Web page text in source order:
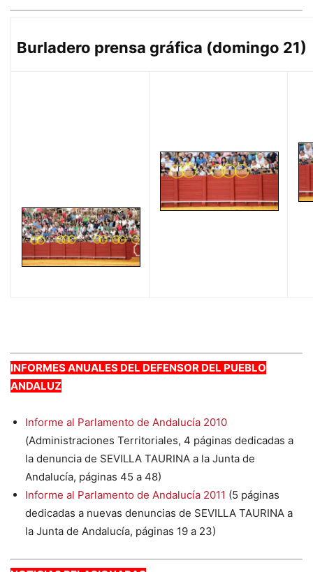
Burladero prensa gráfica (domingo 21)
INFORMES ANUALES DEL DEFENSOR DEL PUEBLO
ANDALUZ
Informe al Parlamento de Andalucía 2010
(Administraciones Territoriales, 4 páginas dedicadas a
la denuncia de SEVILLA TAURINA a la Junta de
Andalucía, páginas 45 a 48)
Informe al Parlamento de Andalucía 2011 (5 páginas
dedicadas a nuevas denuncias de SEVILLA TAURINA a
la Junta de Andalucía, páginas 19 a 23)